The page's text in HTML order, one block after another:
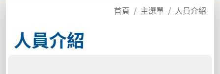
首頁 主選單 人員介紹
人員介紹